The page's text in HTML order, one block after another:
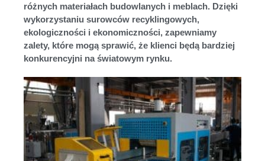
różnych materiałach budowlanych i meblach. Dzięki
wykorzystaniu surowców recyklingowych,
ekologiczności i ekonomiczności, zapewniamy
zalety, które mogą sprawić, że klienci będą bardziej
konkurencyjni na światowym rynku.